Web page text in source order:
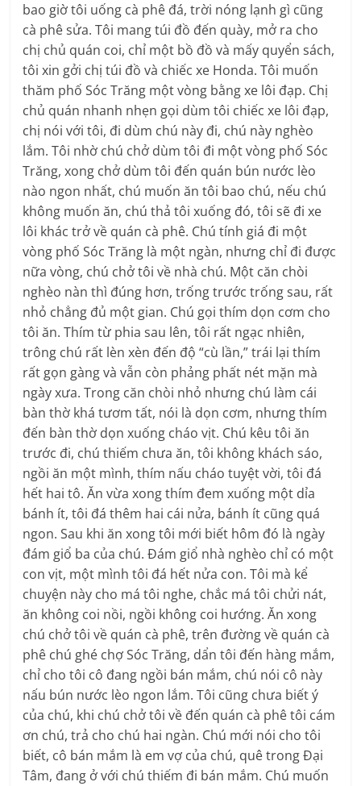
bao giờ tôi uống cà phê đá, trời nóng lạnh gì cũng
cà phê sửa. Tôi mang túi đồ đến quày, mở ra cho
chị chủ quán coi, chỉ một bồ đồ và mấy quyển sách,
tôi xin gởi chị túi đồ và chiếc xe Honda. Tôi muốn
thăm phố Sóc Trăng một vòng bằng xe lôi đạp. Chị
chủ quán nhanh nhẹn gọi dùm tôi chiếc xe lôi đạp,
chị nói với tôi, đi dùm chú này đi, chú này nghèo
lắm. Tôi nhờ chú chở dùm tôi đi một vòng phố Sóc
Trăng, xong chở dùm tôi đến quán bún nước lèo
nào ngon nhất, chú muốn ăn tôi bao chú, nếu chú
không muốn ăn, chú thả tôi xuống đó, tôi sẽ đi xe
lôi khác trở về quán cà phê. Chú tính giá đi một
vòng phố Sóc Trăng là một ngàn, nhưng chỉ đi được
nữa vòng, chú chở tôi về nhà chú. Một căn chòi
nghèo nàn thì đúng hơn, trống trước trống sau, rất
nhỏ chẳng đủ một gian. Chú gọi thím dọn cơm cho
tôi ăn. Thím từ phia sau lên, tôi rất ngạc nhiên,
trông chú rất lèn xèn đến độ “cù lần,” trái lại thím
rất gọn gàng và vẫn còn phảng phất nét mặn mà
ngày xưa. Trong căn chòi nhỏ nhưng chú làm cái
bàn thờ khá tươm tất, nói là dọn cơm, nhưng thím
đến bàn thờ dọn xuống cháo vịt. Chú kêu tôi ăn
trước đi, chú thiếm chưa ăn, tôi không khách sáo,
ngồi ăn một mình, thím nấu cháo tuyệt vời, tôi đá
hết hai tô. Ăn vừa xong thím đem xuống một dỉa
bánh ít, tôi đá thêm hai cái nửa, bánh ít cũng quá
ngon. Sau khi ăn xong tôi mới biết hôm đó là ngày
đám giổ ba của chú. Đám giổ nhà nghèo chỉ có một
con vịt, một mình tôi đá hết nửa con. Tôi mà kể
chuyện này cho má tôi nghe, chắc má tôi chửi nát,
ăn không coi nồi, ngồi không coi hướng. Ăn xong
chú chở tôi về quán cà phê, trên đường về quán cà
phê chú ghé chợ Sóc Trăng, dẩn tôi đến hàng mắm,
chỉ cho tôi cô đang ngồi bán mắm, chú nói cô này
nấu bún nước lèo ngon lắm. Tôi cũng chưa biết ý
của chú, khi chú chở tôi về đến quán cà phê tôi cám
ơn chú, trả cho chú hai ngàn. Chú mới nói cho tôi
biết, cô bán mắm là em vợ của chú, quê trong Đại
Tâm, đang ở với chú thiếm đi bán mắm. Chú muốn